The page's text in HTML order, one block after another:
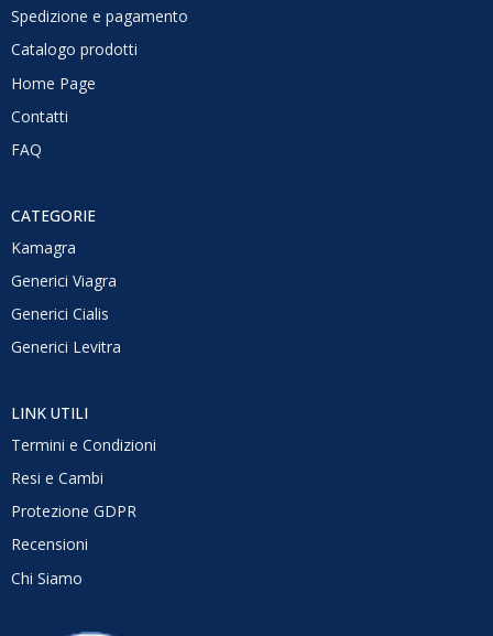
Spedizione e pagamento
Catalogo prodotti
Home Page
Contatti
FAQ
CATEGORIE
Kamagra
Generici Viagra
Generici Cialis
Generici Levitra
LINK UTILI
Termini e Condizioni
Resi e Cambi
Protezione GDPR
Recensioni
Chi Siamo